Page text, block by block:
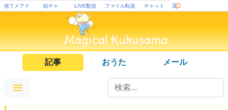
捨てメアド 絵チャ LIVE配信 ファイル転送 チャット
記事 おうた メール